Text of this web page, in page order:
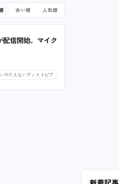
古い順 人気順
信開始。マイク
のたえないディストピア